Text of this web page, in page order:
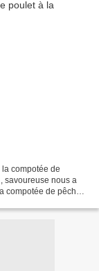
compotée de
savoureuse nous a
de pêches